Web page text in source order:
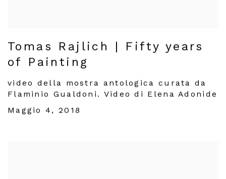
Tomas Rajlich | Fifty years
of Painting
video della mostra antologica curata da
Flaminio Gualdoni. Video di Elena Adonide
Maggio 4, 2018